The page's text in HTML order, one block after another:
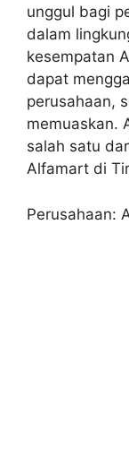
unggul bagi
dalam
kesempatan
dapat
perusahaan,
memuaskan.
salah satu
Alfamart di
Perusahaan: